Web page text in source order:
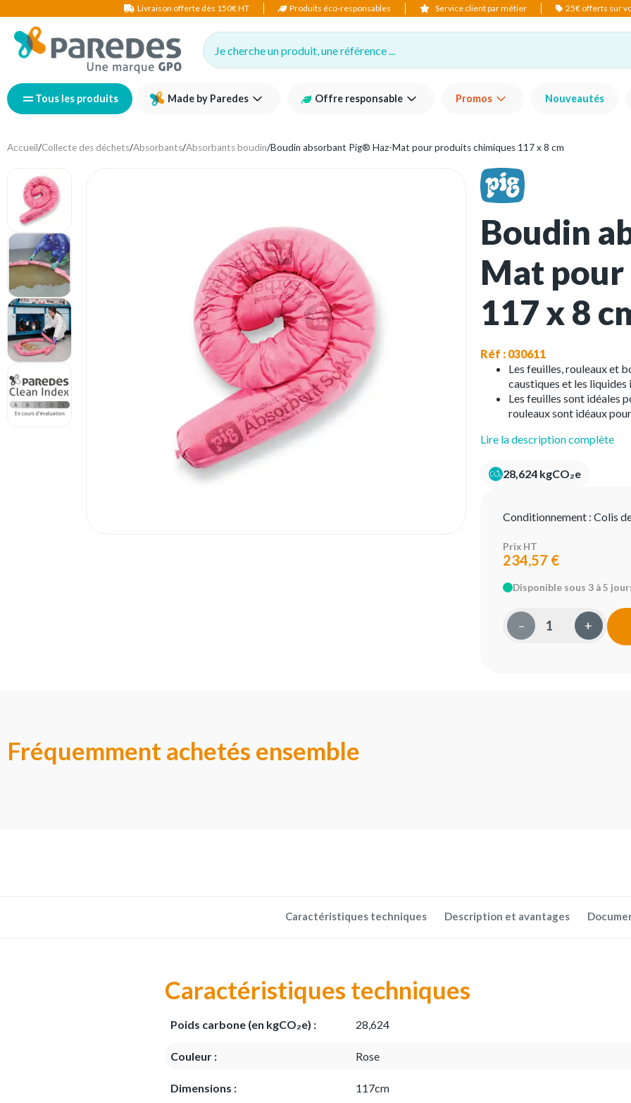
Livraison offerte dès 150€ HT Produits éco-responsables Service client par métier 25€ offerts sur
Je cherche un produit, une référence ...
Tous les produits Made by Paredes Offre responsable Promos Nouveautés
Accueil/Collecte des déchets/Absorbants/Absorbants boudin/Boudin absorbant Pig® Haz-Mat pour produits chimiques 117 x 8 cm
Boudin
Mat
117 x 8
Réf : 030611
Les feuilles, rouleaux et
caustiques et les liquides
Les feuilles sont idéales
rouleaux sont idéaux
Lire la description complète
28,624 kgCO₂e
Conditionnement : Colis
Prix HT
234,57 €
Disponible sous 3 à 5
– +
Fréquemment achetés ensemble
Caractéristiques techniques Description et avantages
Caractéristiques techniques
Poids carbone (en kgCO₂e) : 28,624
Couleur : Rose
Dimensions : 117cm